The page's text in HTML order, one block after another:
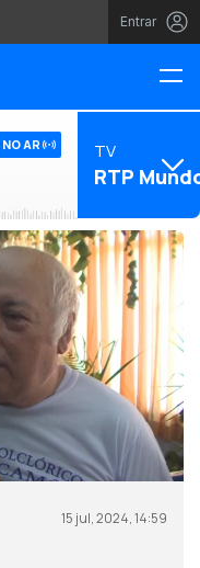
Entrar
NO AR TV
RTP
15 jul, 2024, 14:59